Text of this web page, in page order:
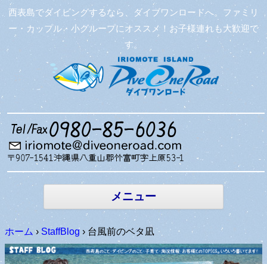
西表島でダイビングするなら、ダイブワンロードへ。ファミリ
ー・カップル・小グループにオススメ！お子様連れも大歓迎で
す。
メニュー
コンテン
ホーム › StaffBlog › 台風前のベタ凪